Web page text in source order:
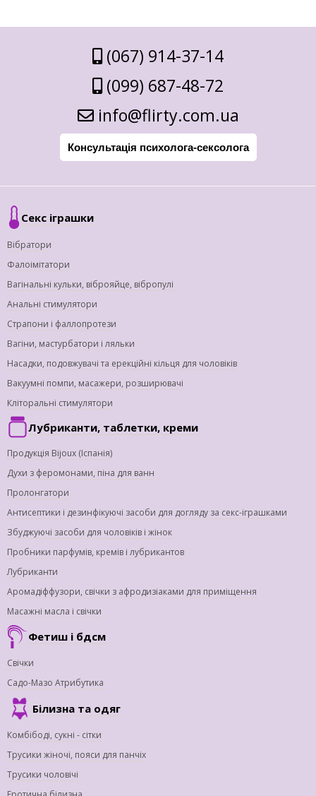
(067) 914-37-14
(099) 687-48-72
info@flirty.com.ua
Консультація психолога-сексолога
Секс іграшки
Вібратори
Фалоімітатори
Вагінальні кульки, віброяйце, вібропулі
Анальні стимулятори
Страпони і фаллопротези
Вагіни, мастурбатори і ляльки
Насадки, подовжувачі та ерекційні кільця для чоловіків
Вакуумні помпи, масажери, розширювачі
Кліторальні стимулятори
Лубриканти, таблетки, креми
Продукція Bijoux (Іспанія)
Духи з феромонами, піна для ванн
Пролонгатори
Антисептики і дезинфікуючі засоби для догляду за секс-іграшками
Збуджуючі засоби для чоловіків і жінок
Пробники парфумів, кремів і лубрикантов
Лубриканти
Аромадіффузори, свічки з афродизіаками для приміщення
Масажні масла і свічки
Фетиш і бдсм
Свічки
Садо-Мазо Атрибутика
Білизна та одяг
Комбібоді, сукні - сітки
Трусики жіночі, пояси для панчіх
Трусики чоловічі